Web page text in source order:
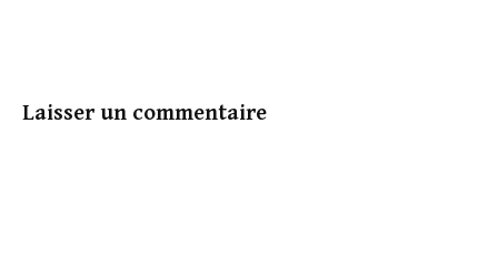
Laisser un commentaire